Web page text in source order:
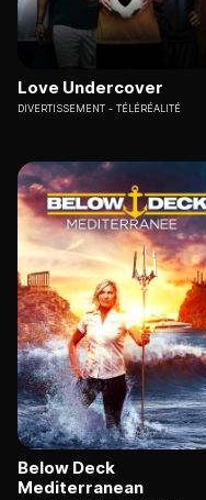
Love Undercover
DIVERTISSEMENT TÉLÉRÉALITÉ
Below Deck
Mediterranean